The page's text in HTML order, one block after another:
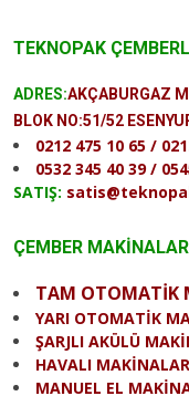
TEKNOPAK
ADRES:AKÇABURGAZ
BLOK NO:51/52
0212 475 10 65 /
0532 345 40 39 /
SATIŞ:
ÇEMBER
TAM OTOMATİK
YARI OTOMATİK
ŞARJLI AKÜLÜ
HAVALI MAKİNALAR
MANUEL EL